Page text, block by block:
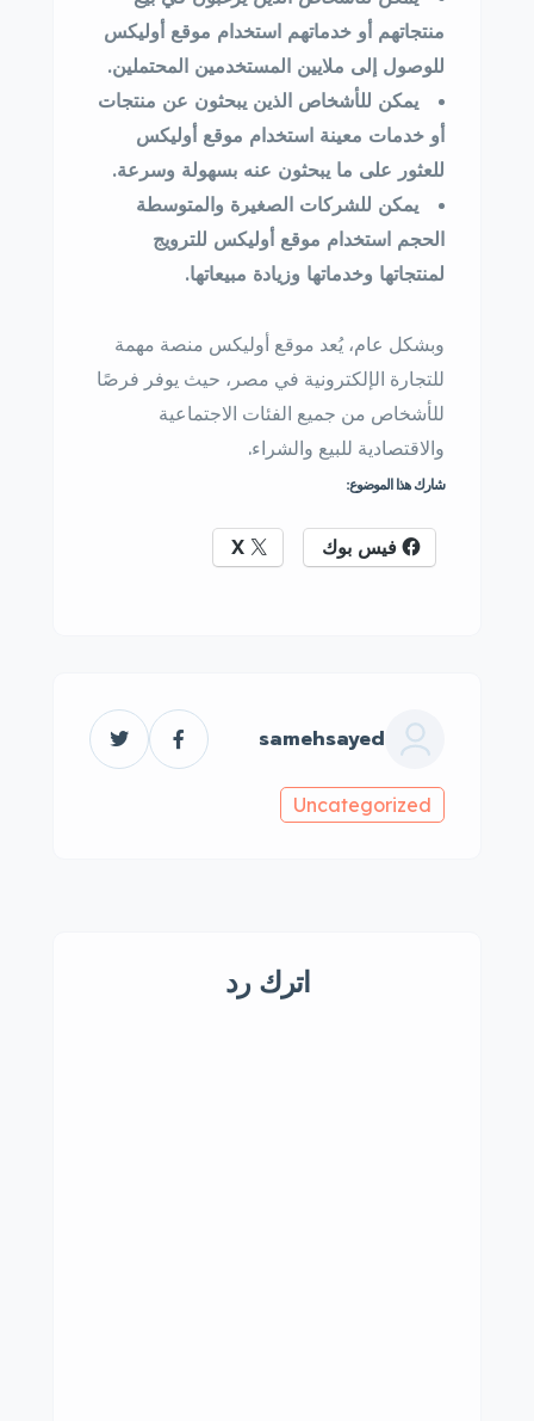
منتجاتهم أو خدماتهم استخدام موقع أوليكس
للوصول إلى ملايين المستخدمين المحتملين.
يمكن للأشخاص الذين يبحثون عن منتجات
أو خدمات معينة استخدام موقع أوليكس
للعثور على ما يبحثون عنه بسهولة وسرعة.
يمكن للشركات الصغيرة والمتوسطة
الحجم استخدام موقع أوليكس للترويج
لمنتجاتها وخدماتها وزيادة مبيعاتها.
وبشكل عام، يُعد موقع أوليكس منصة مهمة
للتجارة الإلكترونية في مصر، حيث يوفر فرصًا
للأشخاص من جميع الفئات الاجتماعية
والاقتصادية للبيع والشراء.
شارك هذا الموضوع:
فيس بوك X
samehsayed
Uncategorized
اترك رد